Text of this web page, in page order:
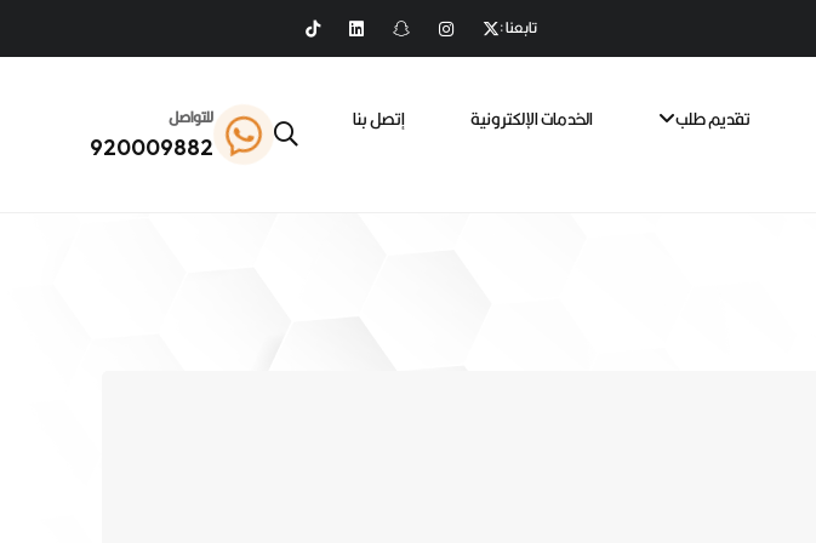
تابعنا :
تقديم طلب الخدمات الإلكترونية
إتصل بنا
للتواصل
920009882